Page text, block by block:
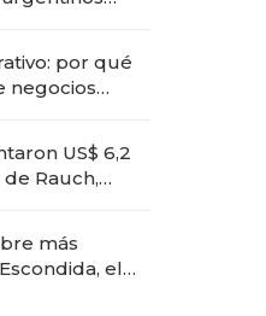
por qué
negocios
US$ 6,2
Rauch,
más
el